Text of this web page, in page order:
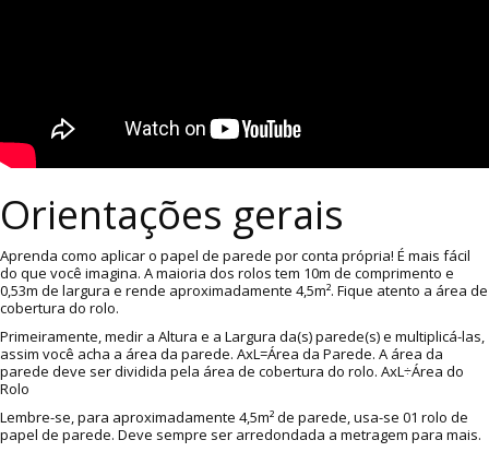
Orientações gerais
Aprenda como aplicar o papel de parede por conta própria! É mais fácil
do que você imagina. A maioria dos rolos tem 10m de comprimento e
0,53m de largura e rende aproximadamente 4,5m². Fique atento a área de
cobertura do rolo.
Primeiramente, medir a Altura e a Largura da(s) parede(s) e multiplicá-las,
assim você acha a área da parede. AxL=Área da Parede. A área da
parede deve ser dividida pela área de cobertura do rolo. AxL÷Área do
Rolo
Lembre-se, para aproximadamente 4,5m² de parede, usa-se 01 rolo de
papel de parede. Deve sempre ser arredondada a metragem para mais.